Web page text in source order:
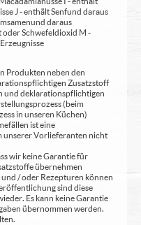
J - enthält Senf und daraus
und daraus
oder Schwefeldioxid M -
Produkten neben den
Zusatzstoff
und deklarationspflichtigen
(beim
in unseren Küchen)
ist eine
unserer Vorlieferanten nicht
wir keine Garantie für
übernehmen
/ oder Rezepturen können
sind diese
Es kann keine Garantie
übernommen werden.